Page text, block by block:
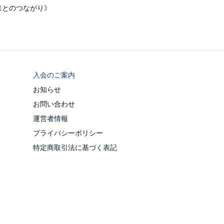
のつながり》
入会のご案内
お知らせ
お問い合わせ
運営者情報
プライバシーポリシー
特定商取引法に基づく表記